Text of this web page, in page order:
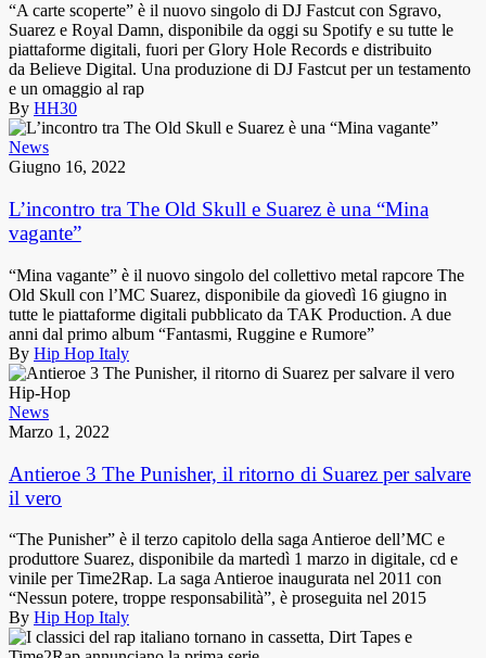
“A carte scoperte” è il nuovo singolo di DJ Fastcut con Sgravo,
Suarez e Royal Damn, disponibile da oggi su Spotify e su tutte le
piattaforme digitali, fuori per Glory Hole Records e distribuito
da Believe Digital. Una produzione di DJ Fastcut per un testamento
e un omaggio al rap
By HH30
News
Giugno 16, 2022
L’incontro tra The Old Skull e Suarez è una “Mina
vagante”
“Mina vagante” è il nuovo singolo del collettivo metal rapcore The
Old Skull con l’MC Suarez, disponibile da giovedì 16 giugno in
tutte le piattaforme digitali pubblicato da TAK Production. A due
anni dal primo album “Fantasmi, Ruggine e Rumore”
By Hip Hop Italy
News
Marzo 1, 2022
Antieroe 3 The Punisher, il ritorno di Suarez per salvare
il vero
“The Punisher” è il terzo capitolo della saga Antieroe dell’MC e
produttore Suarez, disponibile da martedì 1 marzo in digitale, cd e
vinile per Time2Rap. La saga Antieroe inaugurata nel 2011 con
“Nessun potere, troppe responsabilità”, è proseguita nel 2015
By Hip Hop Italy